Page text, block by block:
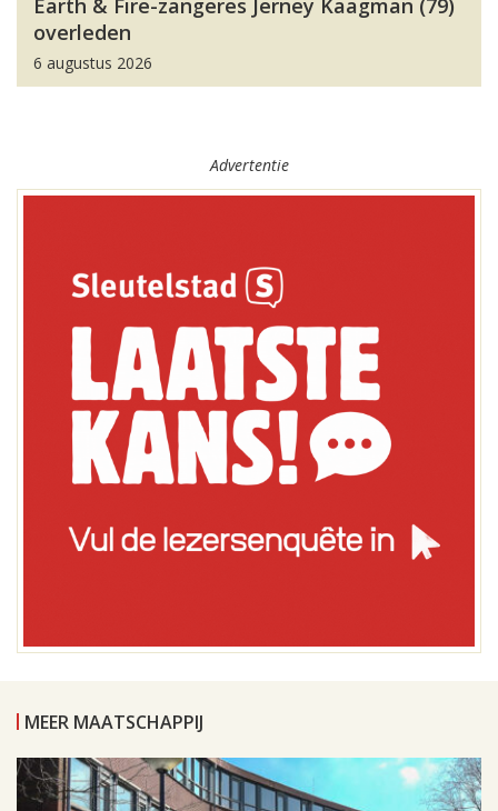
Earth & Fire-zangeres Jerney Kaagman (79)
overleden
6 augustus 2026
Advertentie
MEER MAATSCHAPPIJ